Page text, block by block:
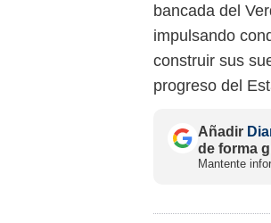
bancada del
impulsando
construir sus
progreso del
Añadir
de forma
Mantente